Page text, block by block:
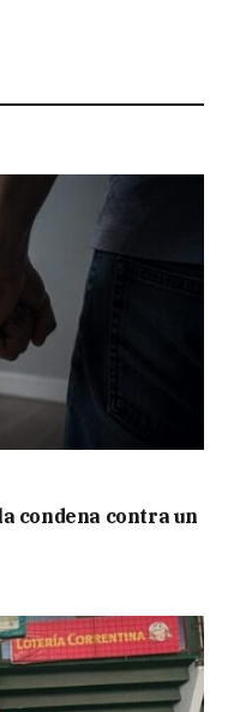
condena contra un